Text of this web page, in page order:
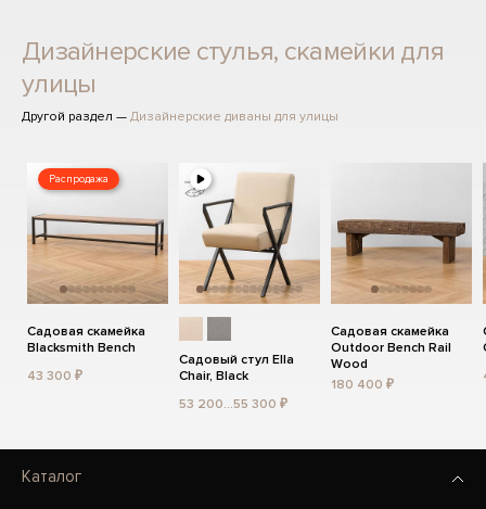
Дизайнерские стулья, скамейки для
улицы
Другой раздел — Дизайнерские диваны для улицы
Распродажа
Садовая скамейка
Blacksmith Bench
43 300 ₽
Садовый стул Ella
Chair, Black
53 200...55 300 ₽
Садовая скамейка
Outdoor Bench Rail
Wood
180 400 ₽
Каталог